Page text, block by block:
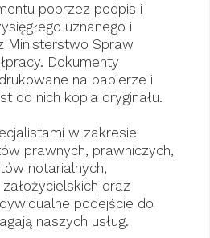
poprzez podpis i
uznanego i
Ministerstwo Spraw
Dokumenty
na papierze i
do nich kopia oryginału.
w zakresie
prawnych, prawniczych,
notarialnych,
oraz
podejście do
naszych usług.